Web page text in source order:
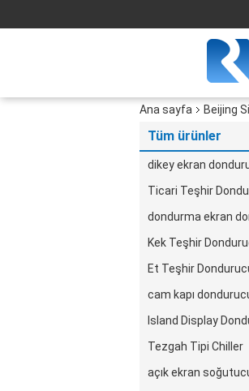
Ana sayfa Beijing
Tüm ürünler
dikey ekran
Ticari Teşhir
dondurma ekran
Kek Teşhir
Et Teşhir
cam kapı
Island Display
Tezgah Tipi Chiller
açık ekran